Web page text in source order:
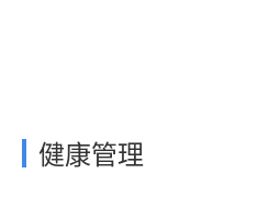
健康管理